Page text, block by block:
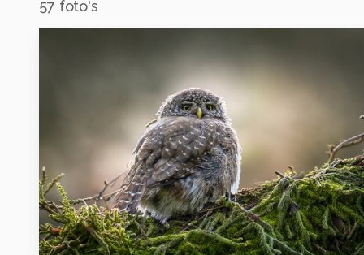
57 foto's
4